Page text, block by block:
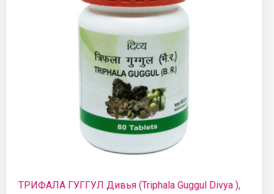
ТРИФАЛА ГУГГУЛ Дивья (Triphala Guggul Divya ),